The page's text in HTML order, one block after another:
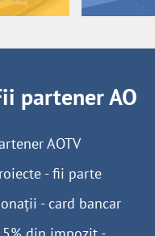
partener AO
AOTV
- fii parte
- card bancar